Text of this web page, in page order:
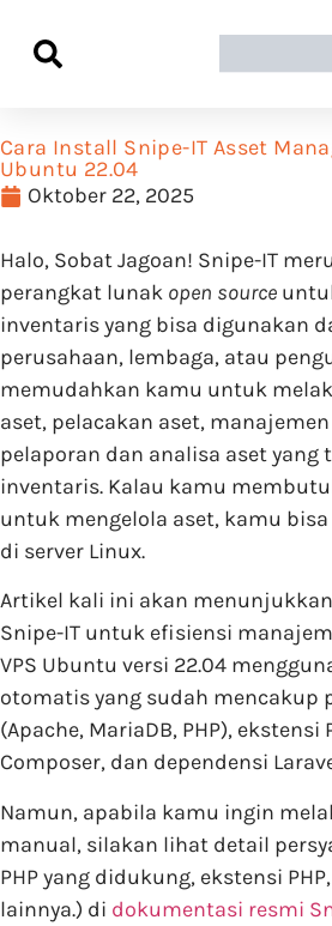
Cara Install Snipe-IT Asset
Ubuntu 22.04
Oktober 22, 2025
Halo, Sobat Jagoan! Snipe-IT
perangkat lunak open source
inventaris yang bisa digunakan
perusahaan, lembaga, atau
memudahkan kamu untuk
aset, pelacakan aset,
pelaporan dan analisa aset yang
inventaris. Kalau kamu
untuk mengelola aset, kamu
di server Linux.
Artikel kali ini akan
Snipe-IT untuk efisiensi
VPS Ubuntu versi 22.04
otomatis yang sudah mencakup
(Apache, MariaDB, PHP),
Composer, dan dependensi
Namun, apabila kamu ingin
manual, silakan lihat detail
PHP yang didukung, ekstensi
lainnya.) di dokumentasi resmi